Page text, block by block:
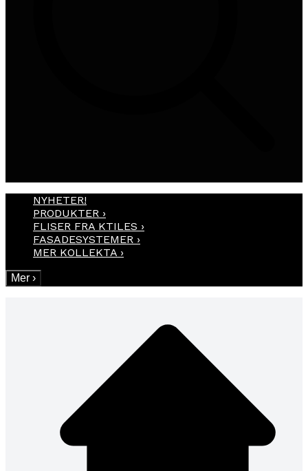
NYHETER!
PRODUKTER ›
FLISER FRA KTILES ›
FASADESYSTEMER ›
MER KOLLEKTA ›
Mer ›